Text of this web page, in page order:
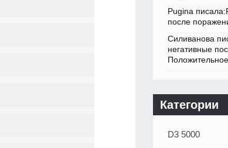
Pugina
после
Силиванова
негативные
Категории
D3 5000